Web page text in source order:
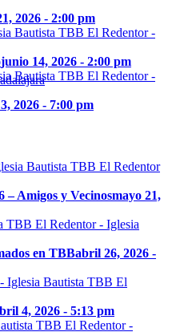
2026 - 2:00 pm
junio 14, 2026 - 2:00 pm
2026 - 7:00 pm
– Amigos y Vecinosmayo 21,
en TBBabril 26, 2026 -
4, 2026 - 5:13 pm